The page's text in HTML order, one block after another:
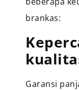
brankas:
Garansi